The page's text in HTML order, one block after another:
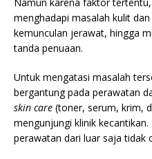
menghadapi masalah kulit
kemunculan jerawat, hingga
tanda penuaan.
Untuk mengatasi masalah
bergantung pada perawatan
skin care (toner, serum, krim,
mengunjungi klinik
perawatan dari luar saja tidak